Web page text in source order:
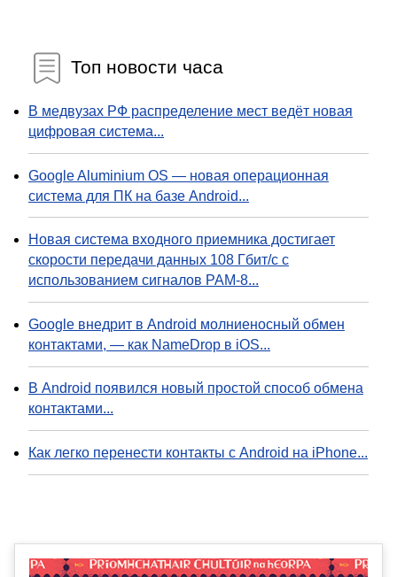
Топ новости часа
В медвузах РФ распределение мест ведёт новая
цифровая система...
Google Aluminium OS — новая операционная
система для ПК на базе Android...
Новая система входного приемника достигает
скорости передачи данных 108 Гбит/с с
использованием сигналов PAM-8...
Google внедрит в Android молниеносный обмен
контактами, — как NameDrop в iOS...
В Android появился новый простой способ обмена
контактами...
Как легко перенести контакты с Android на iPhone...